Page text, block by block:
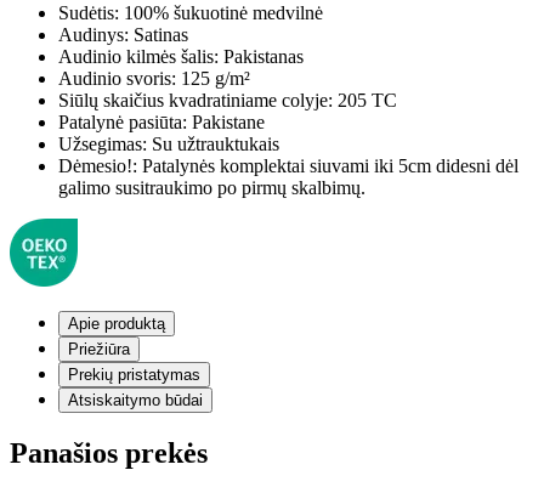
Sudėtis: 100% šukuotinė medvilnė
Audinys: Satinas
Audinio kilmės šalis: Pakistanas
Audinio svoris: 125 g/m²
Siūlų skaičius kvadratiniame colyje: 205 TC
Patalynė pasiūta: Pakistane
Užsegimas: Su užtrauktukais
Dėmesio!: Patalynės komplektai siuvami iki 5cm didesni dėl
galimo susitraukimo po pirmų skalbimų.
Apie produktą
Priežiūra
Prekių pristatymas
Atsiskaitymo būdai
Panašios prekės